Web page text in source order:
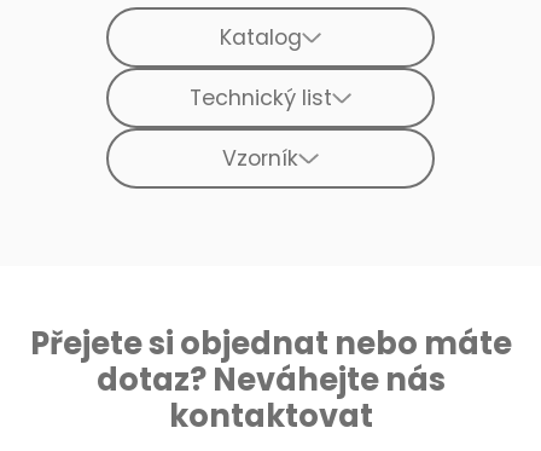
Katalog
Technický list
Vzorník
Přejete si objednat nebo máte
dotaz? Neváhejte nás
kontaktovat